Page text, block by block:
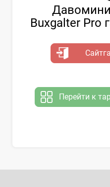
Buxgalter Pro
Перейти к